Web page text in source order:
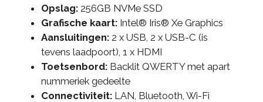
Opslag:256GB NVMe SSD
Grafische kaart:Intel® Iris® Xe Graphics
Aansluitingen:2 x USB, 2 x USB-C (is
tevens laadpoort), 1 x HDMI
Toetsenbord:Backlit QWERTY met apart
nummeriek gedeelte
Connectiviteit:LAN, Bluetooth, Wi-Fi